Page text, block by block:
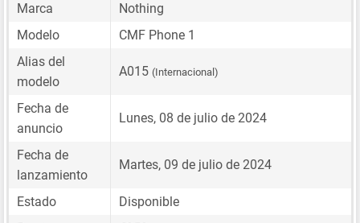
Marca
Nothing
Modelo
CMF Phone 1
Alias del
modelo
A015 (Internacional)
Fecha de
anuncio
Lunes, 08 de julio de 2024
Fecha de
lanzamiento
Martes, 09 de julio de 2024
Estado
Disponible